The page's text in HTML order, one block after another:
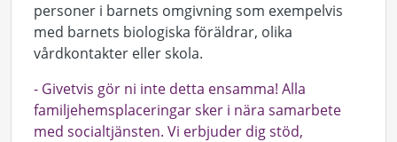
personer i barnets omgivning som exempelvis
med barnets biologiska föräldrar, olika
vårdkontakter eller skola.
- Givetvis gör ni inte detta ensamma! Alla
familjehemsplaceringar sker i nära samarbete
med socialtjänsten. Vi erbjuder dig stöd,